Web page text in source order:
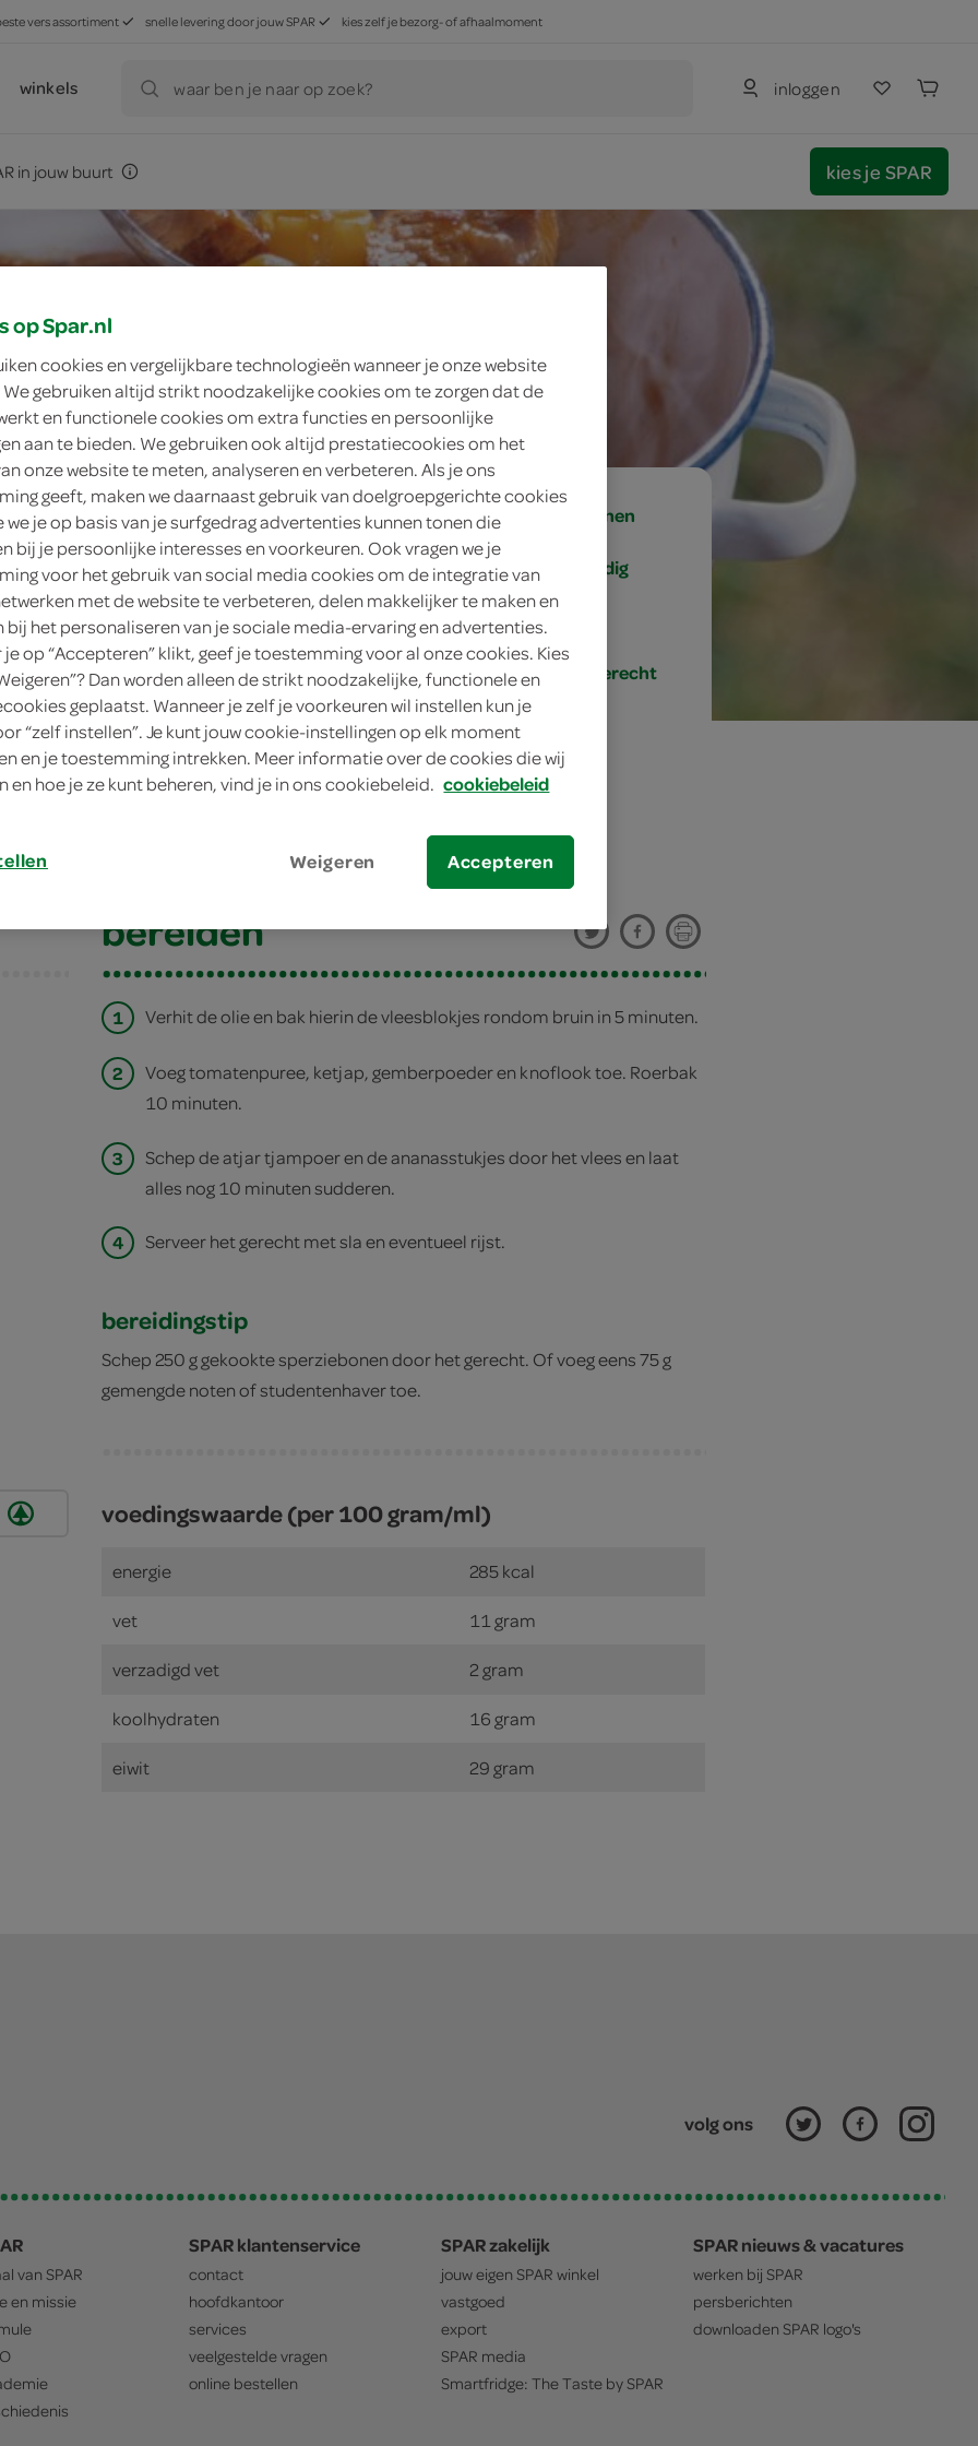
vers assortiment snelle levering door jouw SPAR kies zelf je bezorg- of afhaalmoment
winkels waar ben je naar op zoek? inloggen
in jouw buurt kies je SPAR
4 personen
eenvoudig
25 min.
hoofdgerecht
bereiden
1 Verhit de olie en bak hierin de vleesblokjes rondom bruin in 5 minuten.
2
Voeg tomatenpuree, ketjap, gemberpoeder en knoflook toe. Roerbak
10 minuten.
3
Schep de atjar tjampoer en de ananasstukjes door het vlees en laat
alles nog 10 minuten sudderen.
4 Serveer het gerecht met sla en eventueel rijst.
bereidingstip
Schep 250 g gekookte sperziebonen door het gerecht. Of voeg eens 75 g
gemengde noten of studentenhaver toe.
voedingswaarde (per 100 gram/ml)
energie 285 kcal
vet 11 gram
verzadigd vet 2 gram
koolhydraten 16 gram
eiwit 29 gram
volg ons
van SPAR
en missie
SPAR klantenservice
contact
hoofdkantoor
services
veelgestelde vragen
online bestellen
SPAR zakelijk
jouw eigen SPAR winkel
vastgoed
export
SPAR media
Smartfridge: The Taste bySPAR
SPAR nieuws & vacatures
werken bij SPAR
persberichten
downloaden SPAR logo's
op Spar.nl
cookies en vergelijkbare technologieën wanneer je onze website
gebruiken altijd strikt noodzakelijke cookies om te zorgen dat de
en functionele cookies om extra functies en persoonlijke
aan te bieden. We gebruiken ook altijd prestatiecookies om het
onze website te meten, analyseren en verbeteren. Als je ons
geeft, maken we daarnaast gebruik van doelgroepgerichte cookies
we je op basis van je surfgedrag advertenties kunnen tonen die
bij je persoonlijke interesses en voorkeuren. Ook vragen we je
voor het gebruik van social media cookies om de integratie van
met de website te verbeteren, delen makkelijker te maken en
bij het personaliseren van je sociale media-ervaring en advertenties.
je op “Accepteren” klikt, geef je toestemming voor al onze cookies. Kies
Dan worden alleen de strikt noodzakelijke, functionele en
geplaatst. Wanneer je zelf je voorkeuren wil instellen kun je
“zelf instellen”. Je kunt jouw cookie-instellingen op elk moment
en je toestemming intrekken. Meer informatie over de cookies die wij
en hoe je ze kunt beheren, vind je in ons cookiebeleid. cookiebeleid
Weigeren Accepteren